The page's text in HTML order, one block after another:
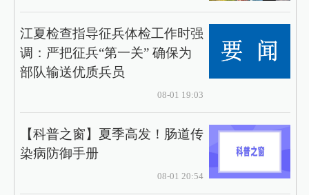
江夏检查指导征兵体检工作时强
调：严把征兵“第一关” 确保为
部队输送优质兵员
08-01 19:03
【科普之窗】夏季高发！肠道传
染病防御手册
08-01 20:54